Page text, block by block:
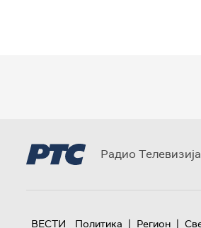
Радио
ВЕСТИ Политика | Регион |